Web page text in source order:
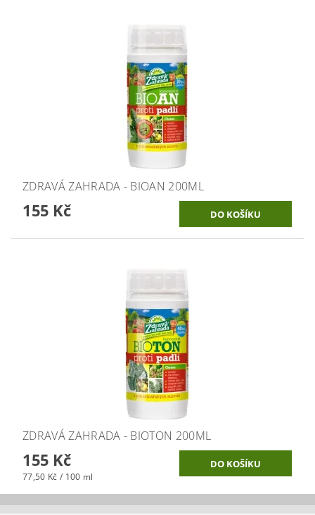
ZDRAVÁ ZAHRADA - BIOAN 200ML
155 Kč
ZDRAVÁ ZAHRADA - BIOTON 200ML
155 Kč
77,50 Kč / 100 ml